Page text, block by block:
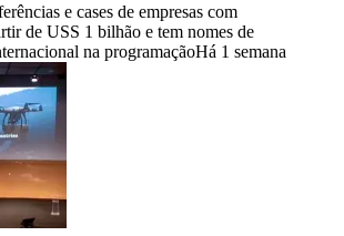
e cases de empresas com
de USS 1 bilhão e tem nomes de
na programaçãoHá 1 semana